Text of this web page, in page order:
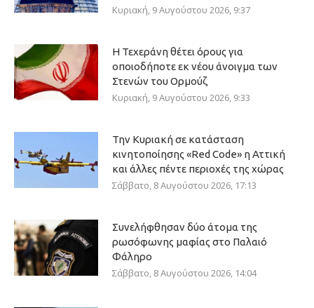
Κυριακή, 9 Αυγούστου 2026, 9:37
Η Τεχεράνη θέτει όρους για
οποιοδήποτε εκ νέου άνοιγμα των
Στενών του Ορμούζ
Κυριακή, 9 Αυγούστου 2026, 9:33
Την Κυριακή σε κατάσταση
κινητοποίησης «Red Code» η Αττική
και άλλες πέντε περιοχές της χώρας
Σάββατο, 8 Αυγούστου 2026, 17:13
Συνελήφθησαν δύο άτομα της
ρωσόφωνης μαφίας στο Παλαιό
Φάληρο
Σάββατο, 8 Αυγούστου 2026, 14:04